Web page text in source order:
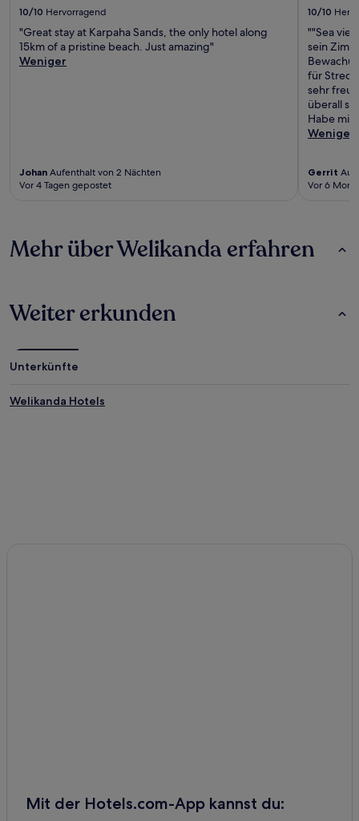
10/10 Hervorragend
"Great stay at Karpaha Sands, the only hotel along
15km of a pristine beach. Just amazing"
Weniger
Johan Aufenthalt von 2 Nächten
Vor 4 Tagen gepostet
10/10
""Sea
sein
für
sehr
überall
Habe
Weniger
Gerrit
Vor 6
Mehr über Welikanda erfahren
Weiter erkunden
Unterkünfte
Welikanda Hotels
Mit der Hotels.com-App kannst du: